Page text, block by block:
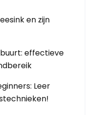
en zijn
effectieve
Leer